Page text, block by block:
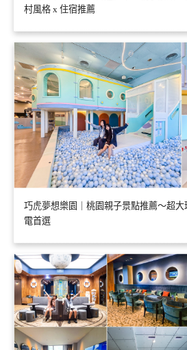
村風格 x 住宿推薦
巧虎夢想樂園｜桃園親子景點推薦～超
電首選